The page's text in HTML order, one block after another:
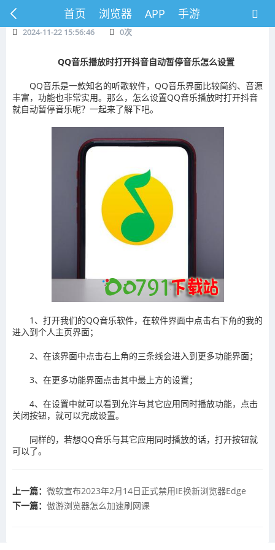
首页 浏览器 APP 手游
2024-11-22 15:56:46 0次
QQ音乐播放时打开抖音自动暂停音乐怎么设置
QQ音乐是一款知名的听歌软件，QQ音乐界面比较简约、音源
丰富，功能也非常实用。那么，怎么设置QQ音乐播放时打开抖音
就自动暂停音乐呢？一起来了解下吧。
1、打开我们的QQ音乐软件，在软件界面中点击右下角的我的
进入到个人主页界面；
2、在该界面中点击右上角的三条线会进入到更多功能界面；
3、在更多功能界面点击其中最上方的设置；
4、在设置中就可以看到允许与其它应用同时播放功能，点击
关闭按钮，就可以完成设置。
同样的，若想QQ音乐与其它应用同时播放的话，打开按钮就
可以了。
上一篇： 微软宣布2023年2月14日正式禁用IE换新浏览器Edge
下一篇： 傲游浏览器怎么加速刷网课